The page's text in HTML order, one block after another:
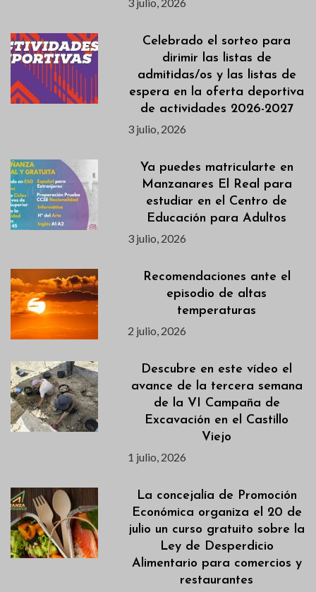
Celebrado el sorteo para
dirimir las listas de
admitidas/os y las listas de
espera en la oferta deportiva
de actividades 2026-2027
3 julio, 2026
Ya puedes matricularte en
Manzanares El Real para
estudiar en el Centro de
Educación para Adultos
3 julio, 2026
Recomendaciones ante el
episodio de altas
temperaturas
2 julio, 2026
Descubre en este vídeo el
avance de la tercera semana
de la VI Campaña de
Excavación en el Castillo
Viejo
1 julio, 2026
La concejalía de Promoción
Económica organiza el 20 de
julio un curso gratuito sobre la
Ley de Desperdicio
Alimentario para comercios y
restaurantes